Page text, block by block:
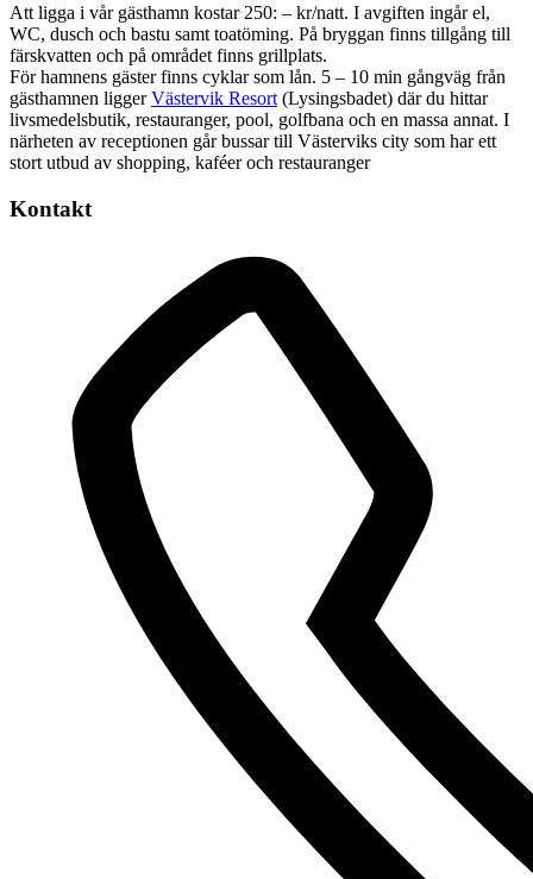
Att ligga i vår gästhamn kostar 250: – kr/natt. I avgiften ingår el,
WC, dusch och bastu samt toatöming. På bryggan finns tillgång till
färskvatten och på området finns grillplats.
För hamnens gäster finns cyklar som lån. 5 – 10 min gångväg från
gästhamnen liggerVästervik Resort (Lysingsbadet) där du hittar
livsmedelsbutik, restauranger, pool, golfbana och en massa annat. I
närheten av receptionen går bussar till Västerviks city som har ett
stort utbud av shopping, kaféer och restauranger
Kontakt